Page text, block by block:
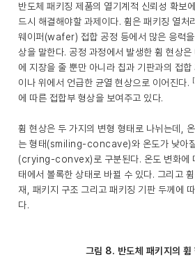
반도체 패키징 제품의 열기계적 신뢰성 확보
드시 해결해야할 과제이다. 휨은 패키징 열처
웨이퍼(wafer) 접합 공정 등에서 많은 응력
상을 말한다. 공정 과정에서 발생한 휨 현상
에 지장을 줄 뿐만 아니라 칩과 기판과의 접
이나 위에서 언급한 균열 현상으로 이어진다.
에 따른 접합부 형상을 보여주고 있다.
휨 현상은 두 가지의 변형 형태로 나뉘는데,
는 형태(smiling-concave)와 온도가 낮아질
(crying-convex)로 구분된다. 온도 변화에
태에서 볼록한 상태로 바뀔 수 있다. 그리고
재, 패키지 구조 그리고 패키징 기판 두께에
다.
그림 8. 반도체 패키지의 휨